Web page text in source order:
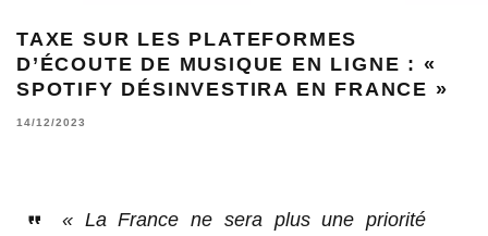
TAXE SUR LES PLATEFORMES
D’ÉCOUTE DE MUSIQUE EN LIGNE : «
SPOTIFY DÉSINVESTIRA EN FRANCE »
14/12/2023
« La France ne sera plus une priorité